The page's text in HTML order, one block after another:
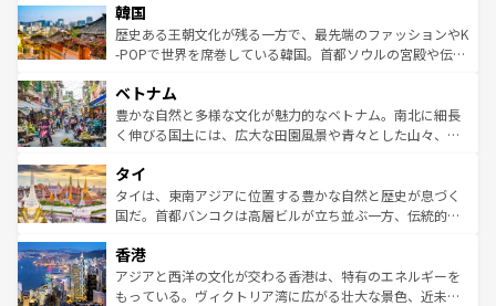
ワイを、存分に味わってほしい。 なお、新着のハワイ情報
はコンテンツ一覧を参照してほしい。
いる。アクティビティも充実しており、サーフィンやダイ
ビング、ハイキングなど、アウトドア好きにはたまらな
い。オーストラリアの多彩な魅力を存分に味わいつくそ
参照してほしい。
ン）、静ひつな山岳地帯である台湾東部など、都市の喧騒
と山間の静けさが共存しており、訪れる人に新しい発見と
驚きをもたらしてくれる。また、奥深い台湾の食文化も魅
容にもいいと評判のスイーツなど、バラエティ豊かな料理
が味わえる。 なお、新着の台湾情報は コンテンツ一覧を参
照してほしい。
韓国
歴史ある王朝文化が残る一方で、最先端のファッションやK
-POPで世界を席巻している韓国。首都ソウルの宮殿や伝統
き、地方に足を延ばせば四季折々の自然美を楽しむことが
できる。そして、キムチや焼肉、絶品のストリートフード
まで、さまざまな韓国料理が待っている。夜には、韓国な
リティに包まれながら、韓国の多彩な魅力を心ゆくまで味
わってみてほしい。 なお、新着の韓国情報はコンテンツ一
覧を参照してほしい。
ベトナム
豊かな自然と多様な文化が魅力的なベトナム。南北に細長
く伸びる国土には、広大な田園風景や青々とした山々、世
急速な発展と共に伝統が息づく。ハノイの古い町並みやホ
ーチミン市のフランス統治時代の建物も、独特の雰囲気を
醸し出している。また、バラエティの豊かさとおいしさで
とつ。フォーやバインミー、ベトナムコーヒーなどは、ぜ
ひ現地で味わいたい。どの地域を訪れてもあたたかい人々
が旅行者を迎えてくれるので、きっと忘れられない旅にな
タイ
タイは、東南アジアに位置する豊かな自然と歴史が息づく
国だ。首都バンコクは高層ビルが立ち並ぶ一方、伝統的な
の活気が交差している。北部ではチェンマイなどの山岳地
帯で自然と触れ合い、南部ではプーケットやクラビの美し
いビーチでリゾート気分を楽しむことができる。タイ料理
香港
アジアと西洋の文化が交わる香港は、特有のエネルギーを
もっている。ヴィクトリア湾に広がる壮大な景色、近未来